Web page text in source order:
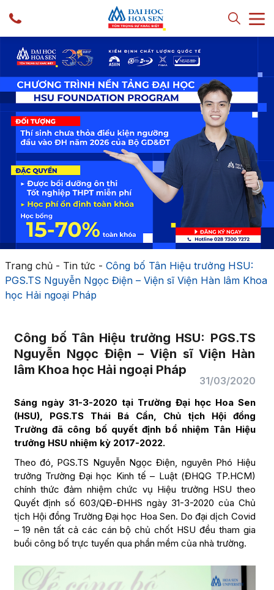
Trang chủ- Tin tức - Công bố Tân Hiệu trưởng HSU:
PGS.TS Nguyễn Ngọc Điện – Viện sĩ Viện Hàn lâm Khoa
học Hải ngoại Pháp
Công bố Tân Hiệu trưởng HSU: PGS.TS
Nguyễn Ngọc Điện – Viện sĩ Viện Hàn
lâm Khoa học Hải ngoại Pháp
31/03/2020
Sáng ngày 31-3-2020 tại Trường Đại học Hoa Sen
(HSU), PGS.TS Thái Bá Cần, Chủ tịch Hội đồng
Trường đã công bố quyết định bổ nhiệm Tân Hiệu
trưởng HSU nhiệm kỳ 2017-2022.
Theo đó, PGS.TS Nguyễn Ngọc Điện, nguyên Phó Hiệu
trưởng Trường Đại học Kinh tế – Luật (ĐHQG TP.HCM)
chính thức đảm nhiệm chức vụ Hiệu trưởng HSU theo
Quyết định số 603/QĐ-ĐHHS ngày 31-3-2020 của Chủ
tịch Hội đồng Trường Đại học Hoa Sen. Do đại dịch Covid
– 19 nên tất cả các cán bộ chủ chốt HSU đều tham gia
buổi công bố trực tuyến qua phần mềm của nhà trường.